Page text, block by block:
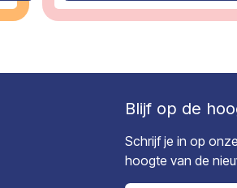
Blijf op de
Schrijf je in op
hoogte van de